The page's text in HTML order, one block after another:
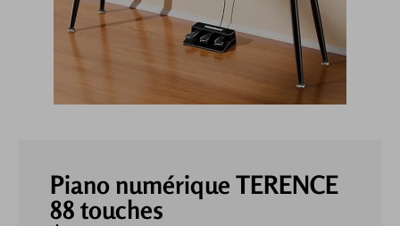
Piano numérique TERENCE
88 touches